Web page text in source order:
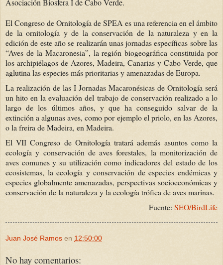
Asociación Biosfera I de Cabo Verde.
El Congreso de Ornitología de SPEA es una referencia en el ámbito
de la ornitología y de la conservación de la naturaleza y en la
edición de este año se realizarán unas jornadas específicas sobre las
“Aves de la Macaronesia”, la región biogeográfica constituida por
los archipiélagos de Azores, Madeira, Canarias y Cabo Verde, que
aglutina las especies más prioritarias y amenazadas de Europa.
La realización de las I Jornadas Macaronésicas de Ornitología será
un hito en la evaluación del trabajo de conservación realizado a lo
largo de los últimos años, y que ha conseguido salvar de la
extinción a algunas aves, como por ejemplo el priolo, en las Azores,
o la freira de Madeira, en Madeira.
El VII Congreso de Ornitología tratará además asuntos como la
ecología y conservación de aves forestales, la monitorización de
aves comunes y su utilización como indicadores del estado de los
ecosistemas, la ecología y conservación de especies endémicas y
especies globalmente amenazadas, perspectivas socioeconómicas y
conservación de la naturaleza y la ecología trófica de aves marinas.
Fuente: SEO/BirdLife
Juan José Ramos en 12:50:00
No hay comentarios: